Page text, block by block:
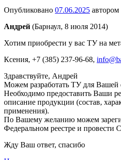
Опубликовано 07.06.2025 автором
Андрей (Барнаул, 8 июля 2014)
Хотим приобрести у вас ТУ на
Ксения, +7 (385) 237-96-68,
Здравствуйте, Андрей
Можем разработать ТУ для Вашей
Необходимо предоставить Ваши
описание продукции (состав,
применения).
По Вашему желанию можем
Федеральном реестре и
Жду Ваш ответ, спасибо